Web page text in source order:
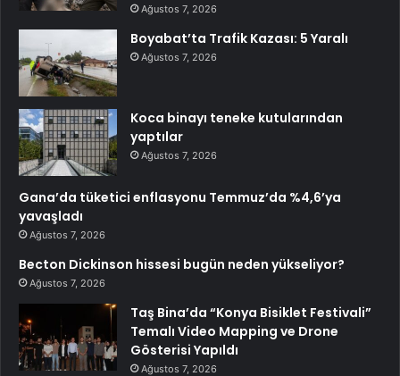
Ağustos 7, 2026
Boyabat’ta Trafik Kazası: 5 Yaralı
Ağustos 7, 2026
Koca binayı teneke kutularından
yaptılar
Ağustos 7, 2026
Gana’da tüketici enflasyonu Temmuz’da %4,6’ya
yavaşladı
Ağustos 7, 2026
Becton Dickinson hissesi bugün neden yükseliyor?
Ağustos 7, 2026
Taş Bina’da “Konya Bisiklet Festivali”
Temalı Video Mapping ve Drone
Gösterisi Yapıldı
Ağustos 7, 2026